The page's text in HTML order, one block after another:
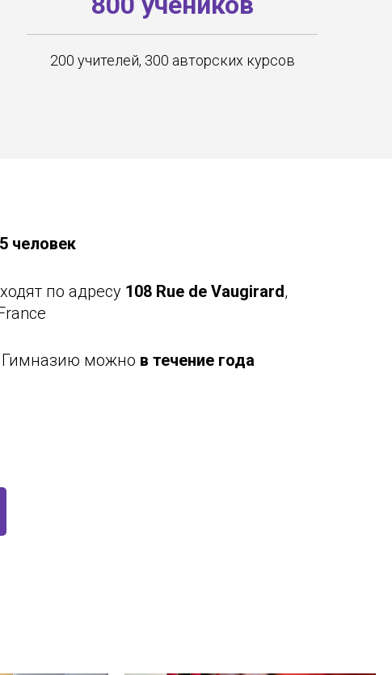
200 учителей, 300 авторских курсов
человек
по адресу 108 Rue de Vaugirard,
Гимназию можно в течение года